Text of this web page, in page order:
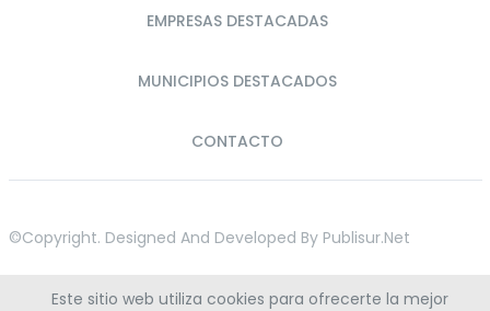
EMPRESAS DESTACADAS
MUNICIPIOS DESTACADOS
CONTACTO
©copyright. Designed And Developed By Publisur.net
Este sitio web utiliza cookies para ofrecerte la mejor